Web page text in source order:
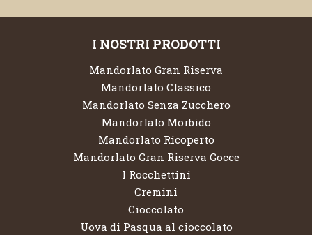
I NOSTRI PRODOTTI
Mandorlato Gran Riserva
Mandorlato Classico
Mandorlato Senza Zucchero
Mandorlato Morbido
Mandorlato Ricoperto
Mandorlato Gran Riserva Gocce
I Rocchettini
Cremini
Cioccolato
Uova di Pasqua al cioccolato